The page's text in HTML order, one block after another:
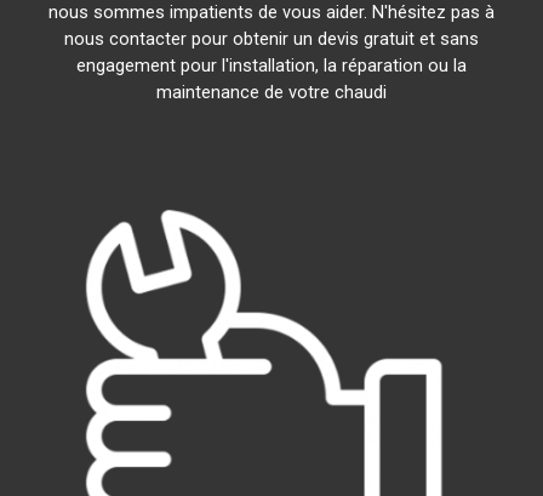
nous sommes impatients de vous aider. N'hésitez pas à
nous contacter pour obtenir un devis gratuit et sans
engagement pour l'installation, la réparation ou la
maintenance de votre chaudi